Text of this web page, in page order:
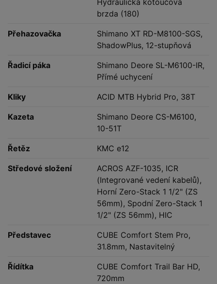
Hydraulická kotoučová
brzda (180)
Přehazovačka
Shimano XT RD-M8100-SGS,
ShadowPlus, 12-stupňová
Řadicí páka
Shimano Deore SL-M6100-IR,
Přímé uchycení
Kliky ACID MTB Hybrid Pro, 38T
Kazeta
Shimano Deore CS-M6100,
10-51T
Řetěz KMC e12
Středové složení
ACROS AZF-1035, ICR
(Integrované vedení kabelů),
Horní Zero-Stack 1 1/2" (ZS
56mm), Spodní Zero-Stack 1
1/2" (ZS 56mm), HIC
Představec
CUBE Comfort Stem Pro,
31.8mm, Nastavitelný
Řídítka
CUBE Comfort Trail Bar HD,
720mm